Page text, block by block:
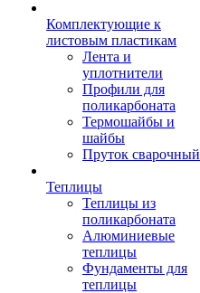
Комплектующие к
листовым пластикам
Лента и
уплотнители
Профили для
поликарбоната
Термошайбы и
шайбы
Пруток сварочный
Теплицы
Теплицы из
поликарбоната
Алюминиевые
теплицы
Фундаменты для
теплицы